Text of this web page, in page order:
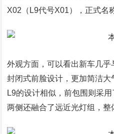
X02（L9代号X01），正式名
外观方面，可以看出新车几
封闭式前脸设计，更加简洁
L9的设计相似，前包围则采
两侧还融合了远近光灯组，整